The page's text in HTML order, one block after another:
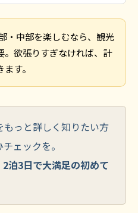
・中部を楽しむなら、観光
。欲張りすぎなければ、計
す。
っと詳しく知りたい方
ェックを。
泊3日で大満足の初めて